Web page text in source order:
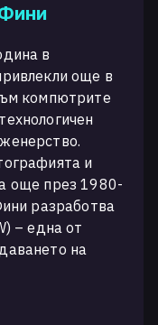
в
още в
компютрите
и
още през 1980-
разработва
– една от
на